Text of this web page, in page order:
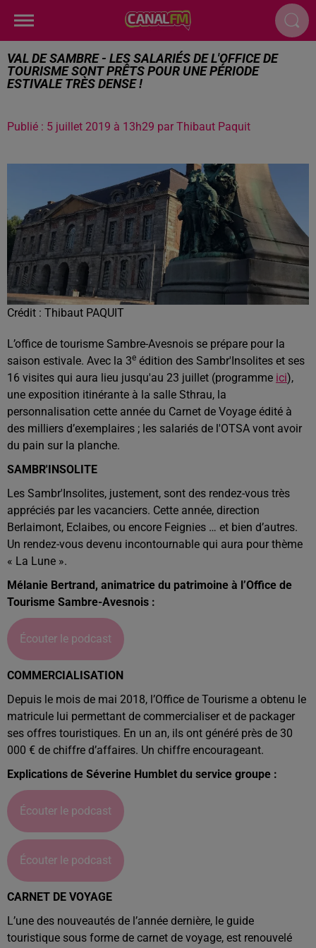
VAL DE SAMBRE - LES SALARIÉS DE L'OFFICE DE
TOURISME SONT PRÊTS POUR UNE PÉRIODE
ESTIVALE TRÈS DENSE !
Publié : 5 juillet 2019 à 13h29 par Thibaut Paquit
Crédit : Thibaut PAQUIT
L’office de tourisme Sambre-Avesnois se prépare pour la
saison estivale. Avec la 3e édition des Sambr'Insolites et ses
16 visites qui aura lieu jusqu'au 23 juillet (programme ici),
une exposition itinérante à la salle Sthrau, la
personnalisation cette année du Carnet de Voyage édité à
des milliers d’exemplaires ; les salariés de l'OTSA vont avoir
du pain sur la planche.
SAMBR'INSOLITE
Les Sambr'Insolites, justement, sont des rendez-vous très
appréciés par les vacanciers. Cette année, direction
Berlaimont, Eclaibes, ou encore Feignies … et bien d’autres.
Un rendez-vous devenu incontournable qui aura pour thème
« La Lune ».
Mélanie Bertrand, animatrice du patrimoine à l’Office de
Tourisme Sambre-Avesnois :
Écouter le podcast
COMMERCIALISATION
Depuis le mois de mai 2018, l’Office de Tourisme a obtenu le
matricule lui permettant de commercialiser et de packager
ses offres touristiques. En un an, ils ont généré près de 30
000 € de chiffre d’affaires. Un chiffre encourageant.
Explications de Séverine Humblet du service groupe :
Écouter le podcast
Écouter le podcast
CARNET DE VOYAGE
L’une des nouveautés de l’année dernière, le guide
touristique sous forme de carnet de voyage, est renouvelé